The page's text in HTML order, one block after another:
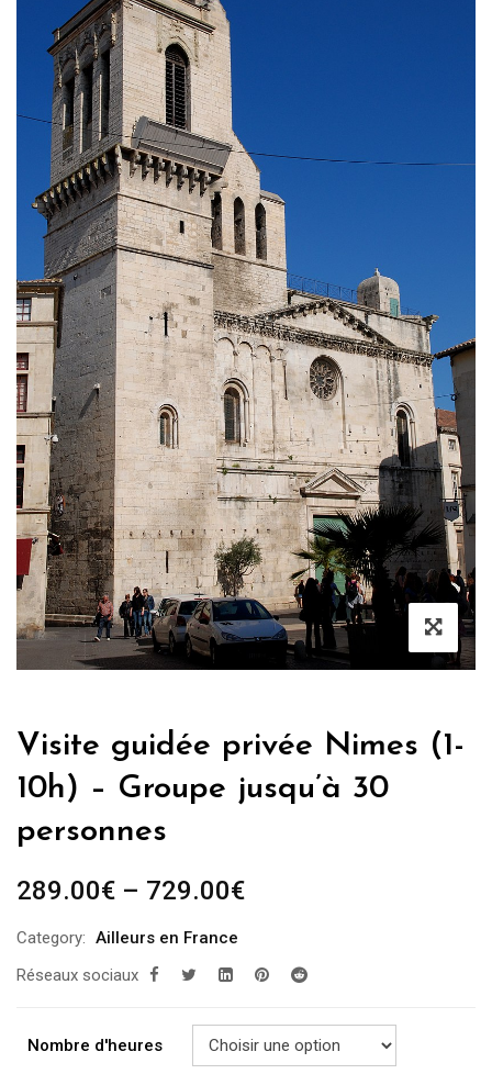
Visite guidée privée Nimes (1-
10h) – Groupe jusqu’à 30
personnes
289.00€ – 729.00€
Category: Ailleurs en France
Réseaux sociaux
Nombre d'heures